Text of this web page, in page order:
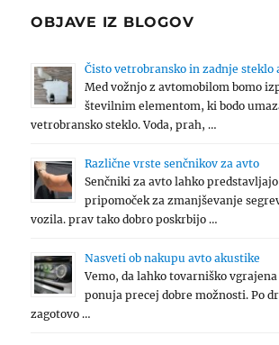
OBJAVE IZ BLOGOV
Čisto vetrobransko in zadnje steklo
Med vožnjo z avtomobilom bomo
številnim elementom, ki bodo
vetrobransko steklo. Voda, prah, …
Različne vrste senčnikov za avto
Senčniki za avto lahko
pripomoček za zmanjševanje
vozila. prav tako dobro poskrbijo …
Nasveti ob nakupu avto akustike
Vemo, da lahko tovarniško
ponuja precej dobre možnosti. Po
zagotovo …